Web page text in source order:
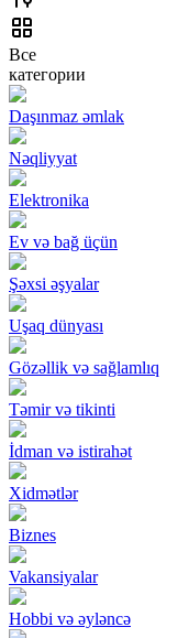
Все
категории
Daşınmaz əmlak
Nəqliyyat
Elektronika
Ev və bağ üçün
Şəxsi əşyalar
Uşaq dünyası
Gözəllik və sağlamlıq
Təmir və tikinti
İdman və istirahət
Xidmətlər
Biznes
Vakansiyalar
Hobbi və əyləncə